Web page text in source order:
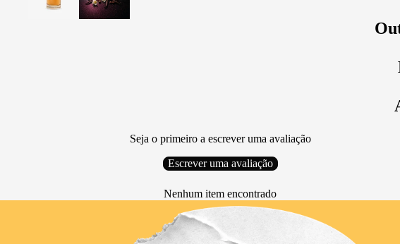
Seja o primeiro a escrever uma avaliação
Escrever uma avaliação
Nenhum item encontrado